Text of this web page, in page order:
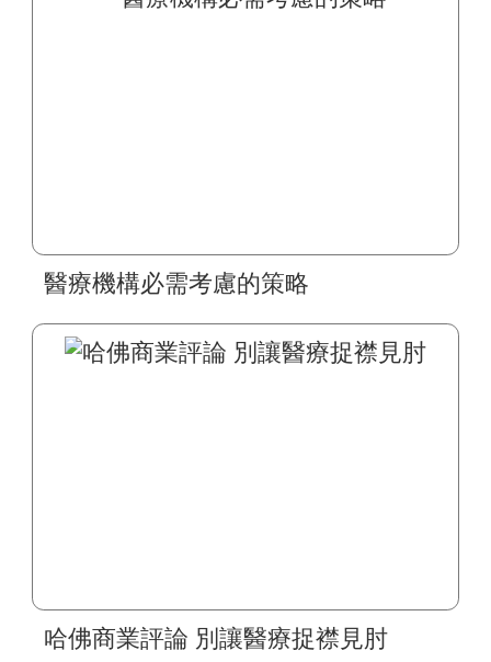
醫療機構必需考慮的策略
哈佛商業評論 別讓醫療捉襟見肘